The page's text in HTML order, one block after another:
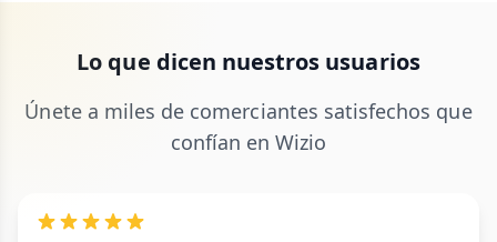
Lo que dicen nuestros usuarios
Únete a miles de comerciantes satisfechos que
confían en Wizio